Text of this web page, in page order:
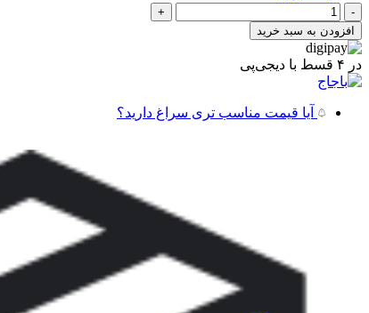
روکش
زین
موتورسیکلت
پالس
bajaj-
pulsar
ls135
افزودن به سبد خرید
در ۴ قسط با دیجی‌پی
آیا قیمت مناسب تری سراغ دارید؟